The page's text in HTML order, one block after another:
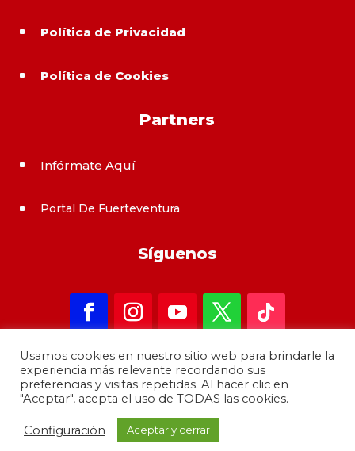
^ Política de Privacidad
^ Política de Cookies
Partners
^ Infórmate Aquí
^ Portal De Fuerteventura
Síguenos
Copyright 2021 – informateAqui · Desarrollado por
GrupoMoba –644 80 80 44
Usamos cookies en nuestro sitio web para brindarle la
experiencia más relevante recordando sus
preferencias y visitas repetidas. Al hacer clic en
"Aceptar", acepta el uso de TODAS las cookies.
Configuración Aceptar y cerrar